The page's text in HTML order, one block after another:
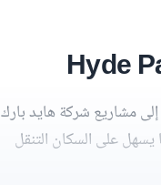
مشاريع شركة هايد بارك
يسهل على السكان التنقل